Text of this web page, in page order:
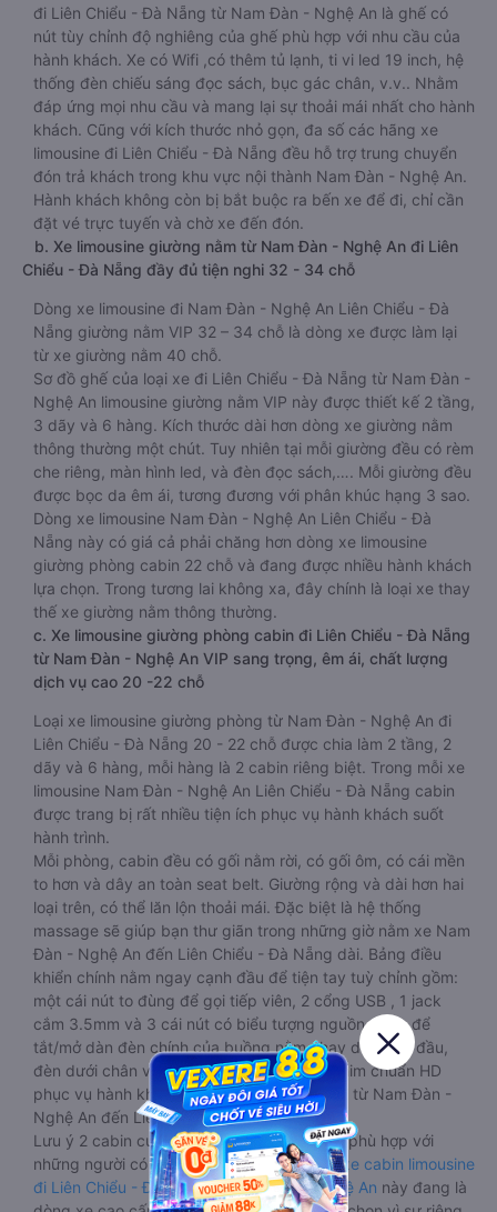
đi Liên Chiểu - Đà Nẵng từ Nam Đàn - Nghệ An là ghế có
nút tùy chỉnh độ nghiêng của ghế phù hợp với nhu cầu của
hành khách. Xe có Wifi ,có thêm tủ lạnh, ti vi led 19 inch, hệ
thống đèn chiếu sáng đọc sách, bục gác chân, v.v.. Nhằm
đáp ứng mọi nhu cầu và mang lại sự thoải mái nhất cho hành
khách. Cũng với kích thước nhỏ gọn, đa số các hãng xe
limousine đi Liên Chiểu - Đà Nẵng đều hỗ trợ trung chuyển
đón trả khách trong khu vực nội thành Nam Đàn - Nghệ An.
Hành khách không còn bị bắt buộc ra bến xe để đi, chỉ cần
đặt vé trực tuyến và chờ xe đến đón.
b. Xe limousine giường nằm từ Nam Đàn - Nghệ An đi Liên
Chiểu - Đà Nẵng đầy đủ tiện nghi 32 - 34 chỗ
Dòng xe limousine đi Nam Đàn - Nghệ An Liên Chiểu - Đà
Nẵng giường nằm VIP 32 – 34 chỗ là dòng xe được làm lại
từ xe giường nằm 40 chỗ.
Sơ đồ ghế của loại xe đi Liên Chiểu - Đà Nẵng từ Nam Đàn -
Nghệ An limousine giường nằm VIP này được thiết kế 2 tầng,
3 dãy và 6 hàng. Kích thước dài hơn dòng xe giường nằm
thông thường một chút. Tuy nhiên tại mỗi giường đều có rèm
che riêng, màn hình led, và đèn đọc sách,…. Mỗi giường đều
được bọc da êm ái, tương đương với phân khúc hạng 3 sao.
Dòng xe limousine Nam Đàn - Nghệ An Liên Chiểu - Đà
Nẵng này có giá cả phải chăng hơn dòng xe limousine
giường phòng cabin 22 chỗ và đang được nhiều hành khách
lựa chọn. Trong tương lai không xa, đây chính là loại xe thay
thế xe giường nằm thông thường.
c. Xe limousine giường phòng cabin đi Liên Chiểu - Đà Nẵng
từ Nam Đàn - Nghệ An VIP sang trọng, êm ái, chất lượng
dịch vụ cao 20 -22 chỗ
Loại xe limousine giường phòng từ Nam Đàn - Nghệ An đi
Liên Chiểu - Đà Nẵng 20 - 22 chỗ được chia làm 2 tầng, 2
dãy và 6 hàng, mỗi hàng là 2 cabin riêng biệt. Trong mỗi xe
limousine Nam Đàn - Nghệ An Liên Chiểu - Đà Nẵng cabin
được trang bị rất nhiều tiện ích phục vụ hành khách suốt
hành trình.
Mỗi phòng, cabin đều có gối nằm rời, có gối ôm, có cái mền
to hơn và dây an toàn seat belt. Giường rộng và dài hơn hai
loại trên, có thể lăn lộn thoải mái. Đặc biệt là hệ thống
massage sẽ giúp bạn thư giãn trong những giờ nằm xe Nam
Đàn - Nghệ An đến Liên Chiểu - Đà Nẵng dài. Bảng điều
khiển chính nằm ngay cạnh đầu để tiện tay tuỳ chỉnh gồm:
một cái nút to đùng để gọi tiếp viên, 2 cổng USB , 1 jack
cắm 3.5mm và 3 cái nút có biểu tượng nguồn dùng để
tắt/mở dàn đèn chính của buồng nằm chạy dọc trên đầu,
đèn dưới chân và màn hình tv có đầy đủ phim chuẩn HD
phục vụ hành khách giải trí trong chuyến đi từ Nam Đàn -
Nghệ An đến Liên Chiểu - Đà Nẵng.
Lưu ý 2 cabin cuối thường thiết kế nhỏ hơn phù hợp với
những người có thân hình nhỏ nhắn. Dòngxe cabin limousine
đi Liên Chiểu - Đà Nẵng từ Nam Đàn - Nghệ An này đang là